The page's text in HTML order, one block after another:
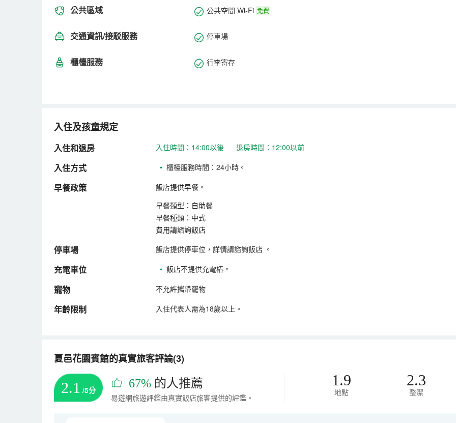
公共區域 公共空間 Wi-Fi 免費
交通資訊/接駁服務 停車場
櫃檯服務 行李寄存
入住及孩童規定
入住和退房 入住時間：14:00以後 退房時間：12:00以前
入住方式 • 櫃檯服務時間：24小時。
早餐政策
飯店提供早餐。
早餐類型：自助餐
早餐種類：中式
費用請諮詢飯店
停車場 飯店提供停車位，詳情請諮詢飯店 。
充電車位 • 飯店不提供充電樁。
寵物 不允許攜帶寵物
年齡限制 入住代表人需為18歲以上。
夏邑花園賓館的真實旅客評論(3)
2.1 /5分 67% 的人推薦
易遊網旅遊評鑑由真實飯店旅客提供的評鑑。
1.9
地點
2.3
整潔